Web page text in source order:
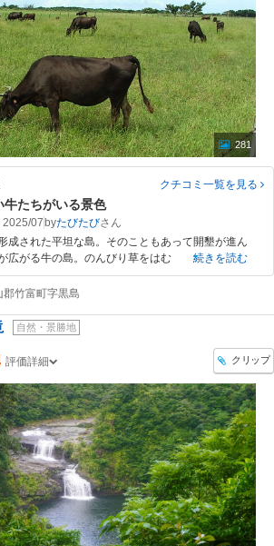
281
クチコミ一覧を見る
牛たちがいる景色
2025/07 byたびたび
成された平坦な島。そのこともあって開墾が進ん
広がる牛の島。のんびり草をはむ
続きを読む
竹富町字黒島
自然・景勝地
評価詳細 クリップ